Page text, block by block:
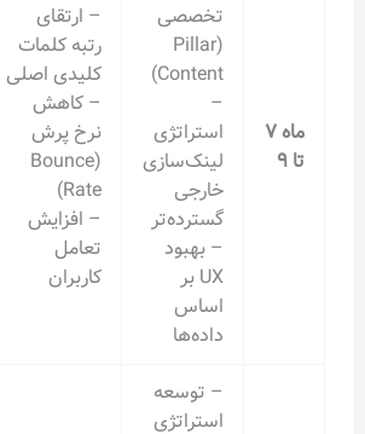
استراتژی
لینک‌سازی
– ارتقای
رتبه کلمات
کلیدی اصلی
– کاهش
نرخ پرش
(Bounce
Rate)
– افزایش
تعامل
کاربران
شاخص‌های
بهبود رتبه
گوگل
– نرخ
ماندگاری
Time)
– کاهش
Bounce
Rate